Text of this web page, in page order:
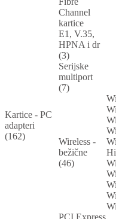
Kartice - PC
adapteri
(162)
Channel
kartice
E1, V.35,
HPNA i dr
(3)
Serijske
multiport
(7)
Wireless -
bežične
(46)